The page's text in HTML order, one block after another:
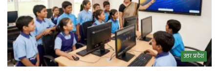
उत्तर प्रदेश